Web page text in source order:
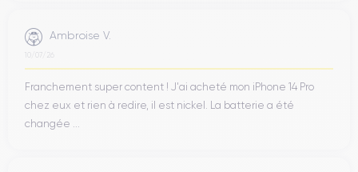
Ambroise V.
10/07/26
Franchement super content ! J'ai acheté mon iPhone 14 Pro
chez eux et rien à redire, il est nickel. La batterie a été
changée ...